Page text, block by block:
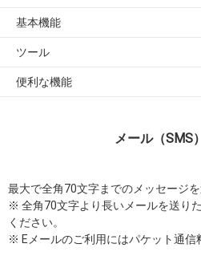
基本機能
ツール
便利な機能
メール（SMS
最大で全角70文字までのメッセージを
※ 全角70文字より長いメールを送り
ください。
※ Eメールのご利用にはパケット通信